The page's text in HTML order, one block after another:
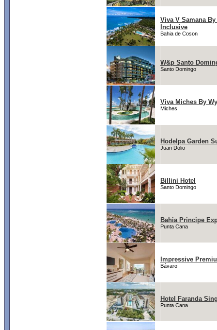
Viva V Samana
Inclusive
Bahia de Coson
W&p Santo
Santo Domingo
Viva Miches By
Miches
Hodelpa Garden
Juan Dolio
Billini Hotel
Santo Domingo
Bahia Principe
Punta Cana
Impressive
Bávaro
Hotel Faranda
Punta Cana